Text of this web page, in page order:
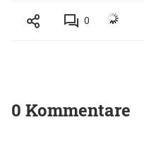
0
0 Kommentare